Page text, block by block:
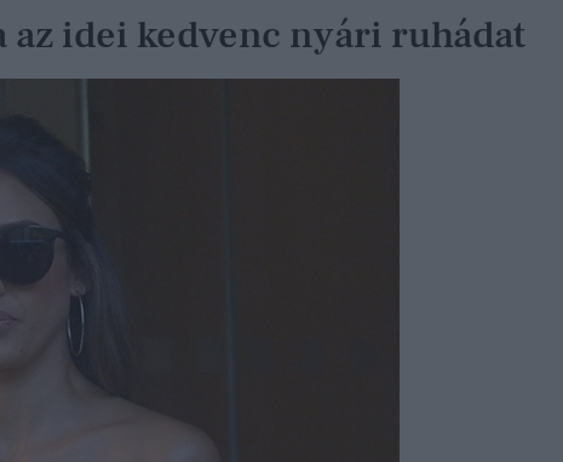
az idei kedvenc nyári ruhádat